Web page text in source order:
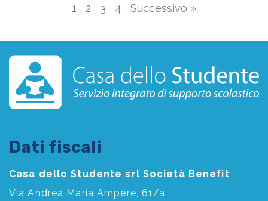
1 2 3 4 Successivo »
Dati fiscali
Casa dello Studente srl Società Benefit
Via Andrea Maria Ampère, 61/a